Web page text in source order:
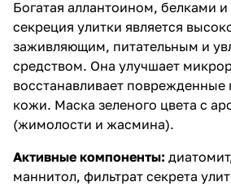
Богатая аллантоином, белками
секреция улитки является
заживляющим, питательным и
средством. Она улучшает
восстанавливает поврежденные
кожи. Маска зеленого цвета с
(жимолости и жасмина).
Активные компоненты:
маннитол, фильтрат секрета